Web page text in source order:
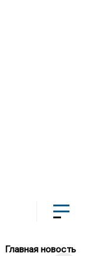
Главная новость